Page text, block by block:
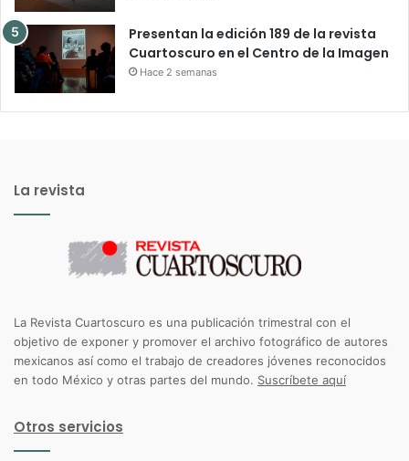
Presentan la edición 189 de la revista
Cuartoscuro en el Centro de la Imagen
Hace 2 semanas
La revista
La Revista Cuartoscuro es una publicación trimestral con el
objetivo de exponer y promover el archivo fotográfico de autores
mexicanos así como el trabajo de creadores jóvenes reconocidos
en todo México y otras partes del mundo. Suscríbete aquí
Otros servicios